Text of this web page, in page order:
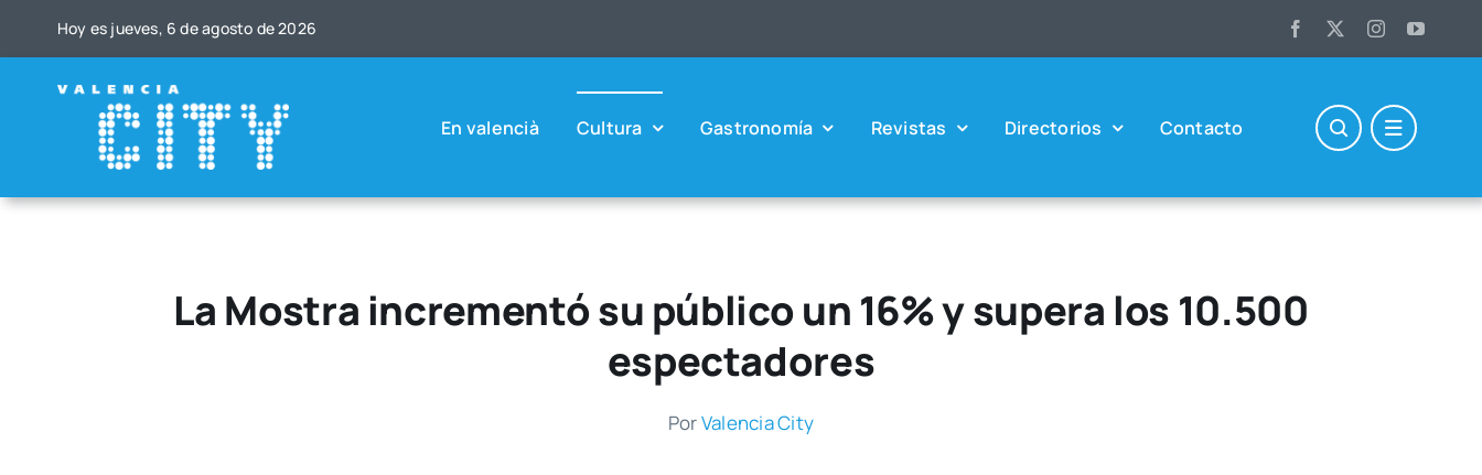
Hoy es jue­ves, 6 de agos­to de 2026
En valen­cià Cul­tu­ra Gas­tro­no­mía Revis­tas Direc­to­rios Con­tac­to
La Mostra incrementó su público un 16% y supera los 10.500
espectadores
PorValen­cia City